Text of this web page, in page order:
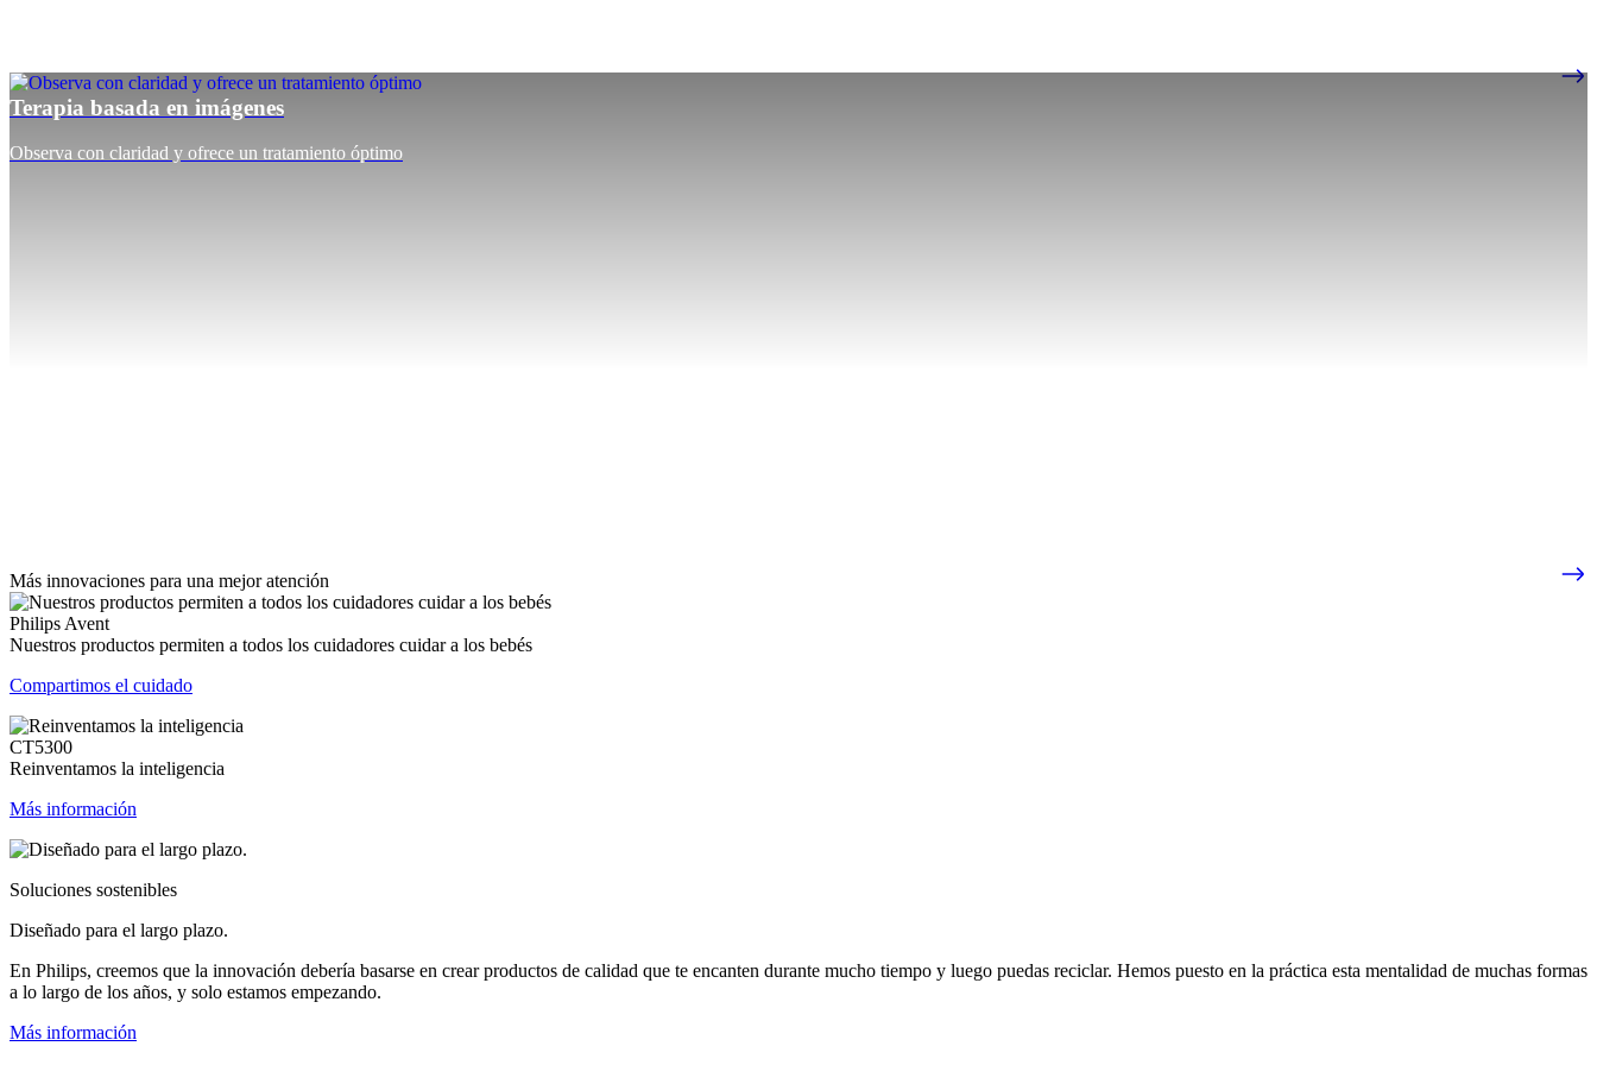
Terapia basada en imágenes
Observa con claridad y ofrece un tratamiento óptimo
Más innovaciones para una mejor atención
Philips Avent
Nuestros productos permiten a todos los cuidadores cuidar a los bebés
Compartimos el cuidado
CT5300
Reinventamos la inteligencia
Más información
Soluciones sostenibles
Diseñado para el largo plazo.
En Philips, creemos que la innovación debería basarse en crear productos de calidad que te encanten durante mucho tiempo y luego puedas reciclar. Hemos puesto en la práctica esta mentalidad de muchas formas
a lo largo de los años, y solo estamos empezando.
Más información